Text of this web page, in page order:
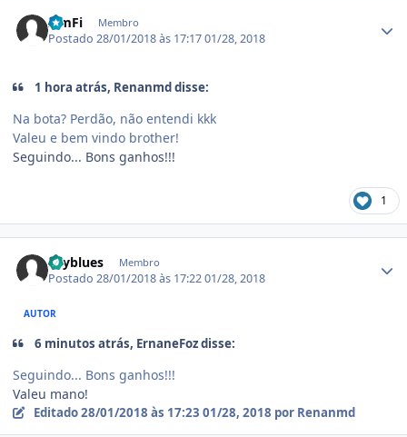
IcmFi Membro
Postado28/01/2018 às 17:1701/28, 2018
1 hora atrás, Renanmd disse:
Na bota? Perdão, não entendi kkk
Valeu e bem vindo brother!
Seguindo... Bons ganhos!!!
1
skyblues Membro
Postado28/01/2018 às 17:2201/28, 2018
AUTOR
6 minutos atrás, ErnaneFoz disse:
Seguindo... Bons ganhos!!!
Valeu mano!
Editado28/01/2018 às 17:23 01/28, 2018 por Renanmd